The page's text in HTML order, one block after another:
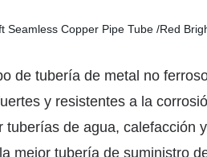
de tubería de metal no
y resistentes a la
tuberías de agua, calefacción
mejor tubería de suministro